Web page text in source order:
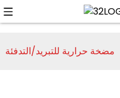
مضخة حرارية للتبريد/التدفئة